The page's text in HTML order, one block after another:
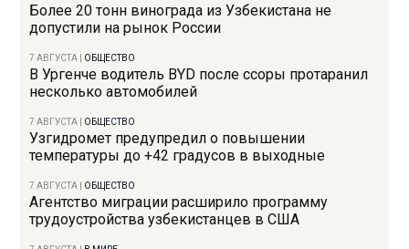
Более 20 тонн винограда из Узбекистана не
допустили на рынок России
7 АВГУСТА ОБЩЕСТВО
В Ургенче водитель BYD после ссоры протаранил
несколько автомобилей
7 АВГУСТА ОБЩЕСТВО
Узгидромет предупредил о повышении
температуры до +42 градусов в выходные
7 АВГУСТА ОБЩЕСТВО
Агентство миграции расширило программу
трудоустройства узбекистанцев в США